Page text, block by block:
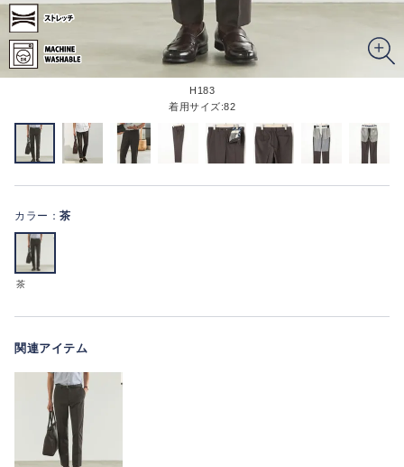
H183
着用サイズ:82
カラー： 茶
茶
関連アイテム